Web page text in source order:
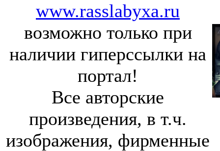
www.rasslabyxa.ru
возможно только при
наличии гиперссылки на
портал!
Все авторские
произведения, в т.ч.
изображения, фирменные